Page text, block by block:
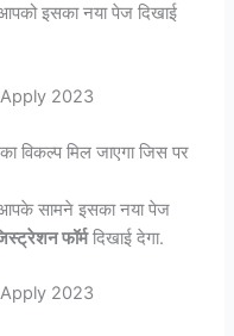
इसका नया पेज दिखाई
का विकल्प मिल जाएगा जिस पर
सामने इसका नया पेज
फॉर्मदिखाई देगा.